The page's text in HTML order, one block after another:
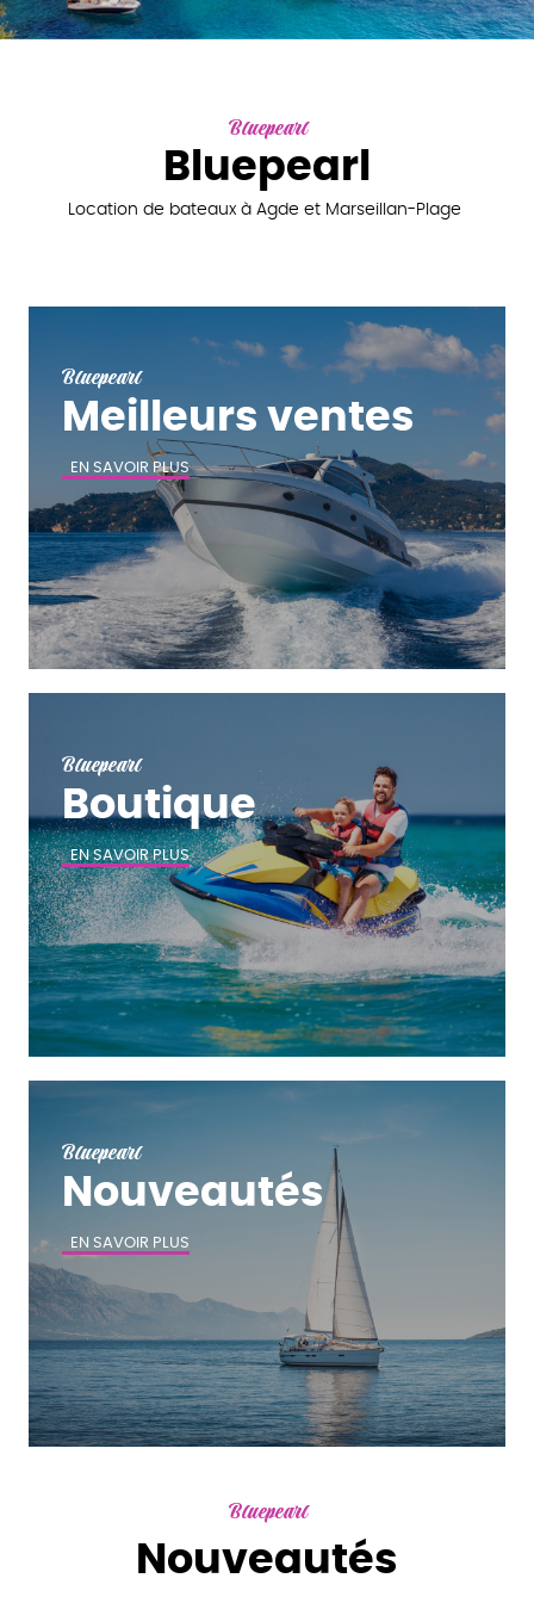
Bluepearl
Bluepearl
Location de bateaux à Agde et Marseillan-Plage
Bluepearl
Meilleurs ventes
EN SAVOIR PLUS
Bluepearl
Boutique
EN SAVOIR PLUS
Bluepearl
Nouveautés
EN SAVOIR PLUS
Bluepearl
Nouveautés